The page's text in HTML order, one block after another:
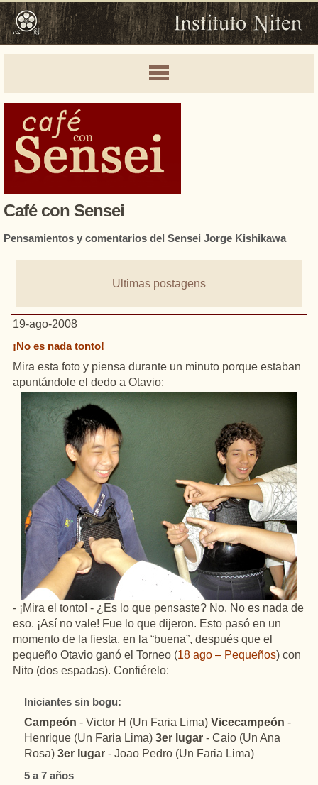
Café con Sensei
Pensamientos y comentarios del Sensei Jorge Kishikawa
Ultimas postagens
19-ago-2008
¡No es nada tonto!
Mira esta foto y piensa durante un minuto porque estaban
apuntándole el dedo a Otavio:
- ¡Mira el tonto! - ¿Es lo que pensaste? No. No es nada de
eso. ¡Así no vale! Fue lo que dijeron. Esto pasó en un
momento de la fiesta, en la “buena”, después que el
pequeño Otavio ganó el Torneo (18 ago – Pequeños) con
Nito (dos espadas). Confiérelo:
Iniciantes sin bogu:
Campeón - Victor H (Un Faria Lima) Vicecampeón -
Henrique (Un Faria Lima) 3er lugar - Caio (Un Ana
Rosa) 3er lugar - Joao Pedro (Un Faria Lima)
5 a 7 años